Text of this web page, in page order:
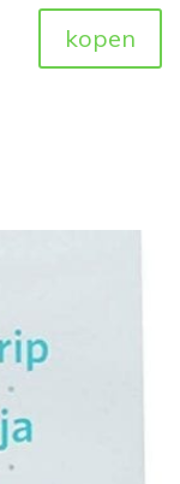
kopen